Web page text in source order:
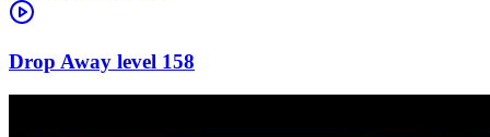
158